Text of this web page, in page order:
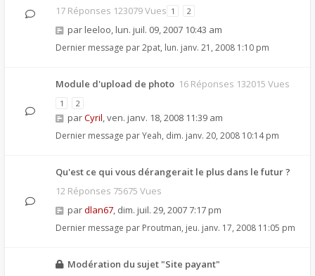
17 Réponses 123079 Vues 1 2
par leeloo, lun. juil. 09, 2007 10:43 am
Dernier message par2pat, lun. janv. 21, 2008 1:10 pm
Module d'upload de photo 16 Réponses 132015 Vues
1 2
parCyril,ven. janv. 18, 2008 11:39 am
Dernier message parYeah, dim. janv. 20, 2008 10:14 pm
Qu'est ce qui vous dérangerait le plus dans le futur ?
12 Réponses 75675 Vues
pardlan67, dim. juil. 29, 2007 7:17 pm
Dernier message par Proutman, jeu. janv. 17, 2008 11:05 pm
Modération du sujet "Site payant"